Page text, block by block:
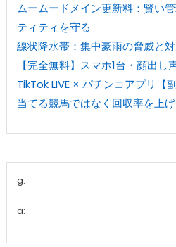
ムームードメイン更新料：賢い
ティティを守る
線状降水帯：集中豪雨の脅威と
【完全無料】スマホ1台・顔出
TikTok LIVE × パチンコアプリ【
当てる競馬ではなく回収率を上
g:
a: